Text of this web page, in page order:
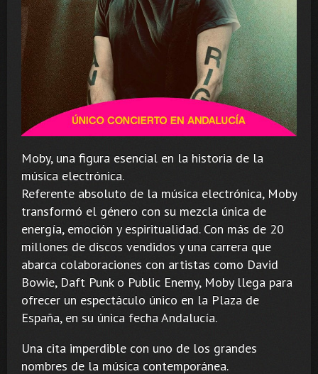
Moby, una figura esencial en la historia de la
música electrónica.
Referente absoluto de la música electrónica, Moby
transformó el género con su mezcla única de
energía, emoción y espiritualidad. Con más de 20
millones de discos vendidos y una carrera que
abarca colaboraciones con artistas como David
Bowie, Daft Punk o Public Enemy, Moby llega para
ofrecer un espectáculo único en la Plaza de
España, en su única fecha Andalucía.
Una cita imperdible con uno de los grandes
nombres de la música contemporánea.